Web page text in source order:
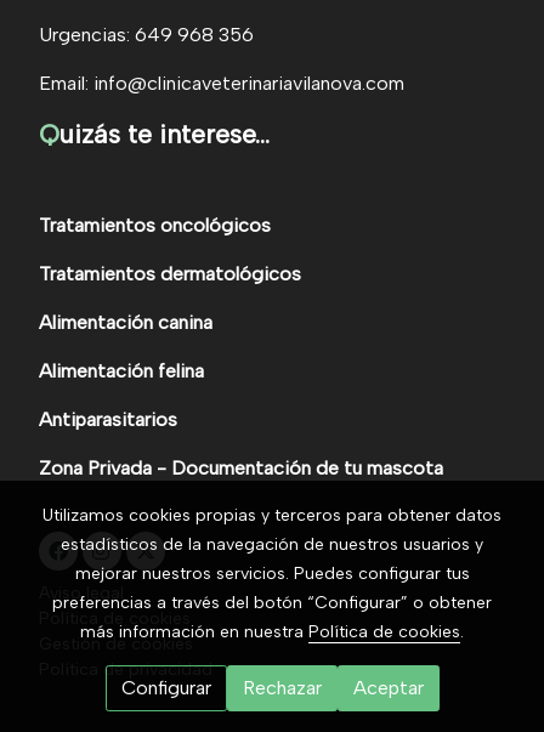
Urgencias: 649 968 356
Email: info@clinicaveterinariavilanova.com
Quizás te interese...
Tratamientos oncológicos
Tratamientos dermatológicos
Alimentación canina
Alimentación felina
Antiparasitarios
Zona Privada - Documentación de tu mascota
Aviso legal
Política de cookies
Gestión de cookies
Política de privacidad
Utilizamos cookies propias y terceros para obtener datos
estadísticos de la navegación de nuestros usuarios y
mejorar nuestros servicios. Puedes configurar tus
preferencias a través del botón “Configurar” o obtener
más información en nuestra Política de cookies.
Configurar Rechazar Aceptar